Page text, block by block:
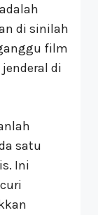
di sinilah
film
di
satu
Ini